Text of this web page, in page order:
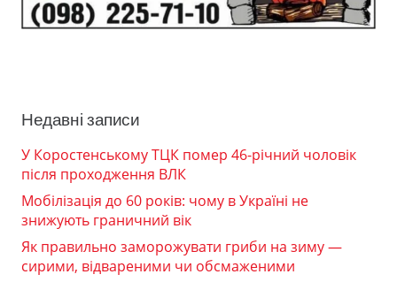
Недавні записи
У Коростенському ТЦК помер 46-річний чоловік
після проходження ВЛК
Мобілізація до 60 років: чому в Україні не
знижують граничний вік
Як правильно заморожувати гриби на зиму —
сирими, відвареними чи обсмаженими